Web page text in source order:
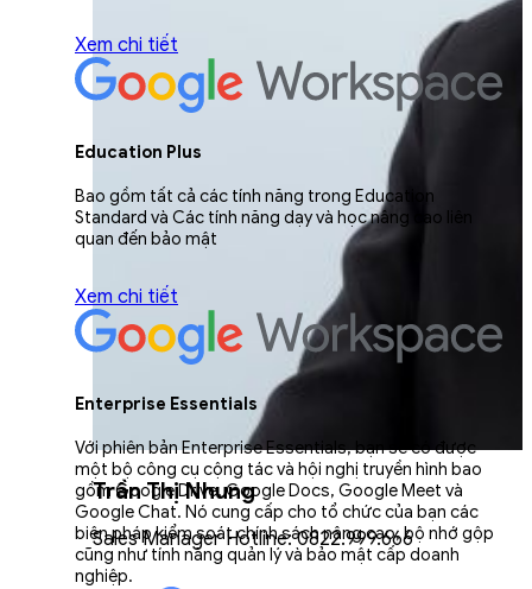
Trần Thị Nhung
Sales Manager Hotline: 0822.999.666
Xem chi tiết
Education Plus
Bao gồm tất cả các tính năng trong Education
Standard và Các tính năng dạy và học nâng cao liên
quan đến bảo mật
Xem chi tiết
Enterprise Essentials
Với phiên bản Enterprise Essentials, bạn sẽ có được
một bộ công cụ cộng tác và hội nghị truyền hình bao
gồm Google Drive, Google Docs, Google Meet và
Google Chat. Nó cung cấp cho tổ chức của bạn các
biện pháp kiểm soát chính sách nâng cao, bộ nhớ gộp
cũng như tính năng quản lý và bảo mật cấp doanh
nghiệp.